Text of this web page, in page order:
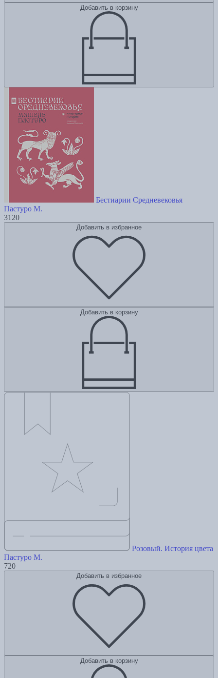
Добавить в корзину
Бестиарии Средневековья
Пастуро М.
3120
Добавить в избранное
Добавить в корзину
Розовый. История цвета
Пастуро М.
720
Добавить в избранное
Добавить в корзину